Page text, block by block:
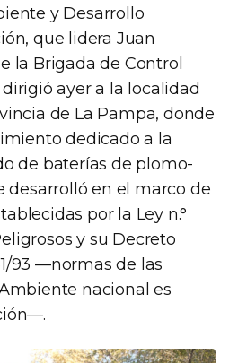
y Desarrollo
que lidera Juan
la Brigada de Control
ayer a la localidad
de La Pampa, donde
dedicado a la
de baterías de plomo-
desarrolló en el marco de
por la Ley n.°
y su Decreto
93 —normas de las
nacional es